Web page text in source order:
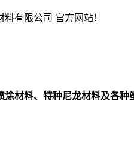
有限公司 官方网站！
涂材料、特种尼龙材料及各种